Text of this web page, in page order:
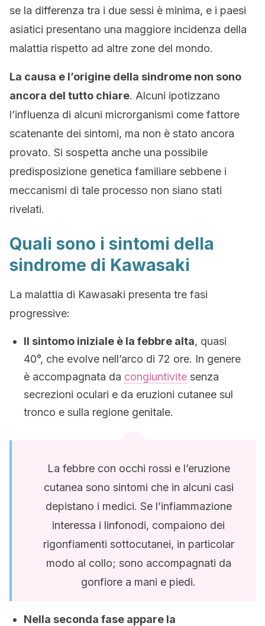
se la differenza tra i due sessi è minima, e i paesi
asiatici presentano una maggiore incidenza della
malattia rispetto ad altre zone del mondo.
La causa e l’origine della sindrome non sono
ancora del tutto chiare. Alcuni ipotizzano
l’influenza di alcuni microrganismi come fattore
scatenante dei sintomi, ma non è stato ancora
provato. Si sospetta anche una possibile
predisposizione genetica familiare sebbene i
meccanismi di tale processo non siano stati
rivelati.
Quali sono i sintomi della
sindrome di Kawasaki
La malattia di Kawasaki presenta tre fasi
progressive:
Il sintomo iniziale è la febbre alta, quasi
40°, che evolve nell’arco di 72 ore. In genere
è accompagnata da congiuntivite senza
secrezioni oculari e da eruzioni cutanee sul
tronco e sulla regione genitale.
La febbre con occhi rossi e l’eruzione
cutanea sono sintomi che in alcuni casi
depistano i medici. Se l’infiammazione
interessa i linfonodi, compaiono dei
rigonfiamenti sottocutanei, in particolar
modo al collo; sono accompagnati da
gonfiore a mani e piedi.
Nella seconda fase appare la